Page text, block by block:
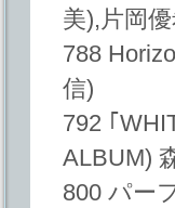
美),片岡
788
信)
792 ｢
ALBUM)
800 パー